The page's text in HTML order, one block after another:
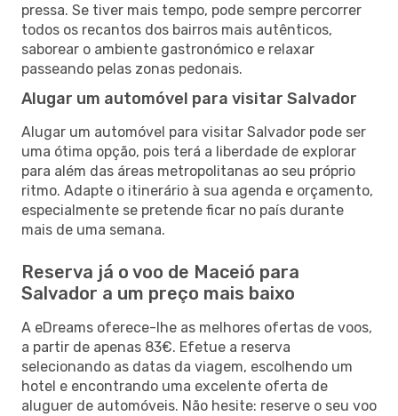
pressa. Se tiver mais tempo, pode sempre percorrer
todos os recantos dos bairros mais autênticos,
saborear o ambiente gastronómico e relaxar
passeando pelas zonas pedonais.
Alugar um automóvel para visitar Salvador
Alugar um automóvel para visitar Salvador pode ser
uma ótima opção, pois terá a liberdade de explorar
para além das áreas metropolitanas ao seu próprio
ritmo. Adapte o itinerário à sua agenda e orçamento,
especialmente se pretende ficar no país durante
mais de uma semana.
Reserva já o voo de Maceió para
Salvador a um preço mais baixo
A eDreams oferece-lhe as melhores ofertas de voos,
a partir de apenas 83€. Efetue a reserva
selecionando as datas da viagem, escolhendo um
hotel e encontrando uma excelente oferta de
aluguer de automóveis. Não hesite: reserve o seu voo